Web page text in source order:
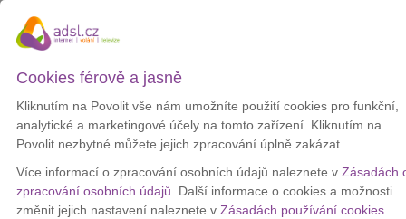
telefonů s Androidem.
Společnost Apple plánuje provést další změny ve své nabídce
přenositelnosti uživatelských dat. Toto řešení chce zpřístupnit
Zatím ale není jasné, jak přesně bude fungovat. Z popisu to
vypadá, že Apple pouze poskytne nástroje pro ostatní,
pro přenos dat.
V současnosti má Apple na Androidu možnost " Move to iPhone",
Cookies férově a jasně
Kliknutím na Povolit vše nám umožníte použití cookies pro funkční,
analytické a marketingové účely na tomto zařízení. Kliknutím na
Povolit nezbytné můžete jejich zpracování úplně zakázat.
Více informací o zpracování osobních údajů naleznete v Zásadách
zpracování osobních údajů . Další informace o cookies a možnosti
změnit jejich nastavení naleznete v Zásadách používání cookies.